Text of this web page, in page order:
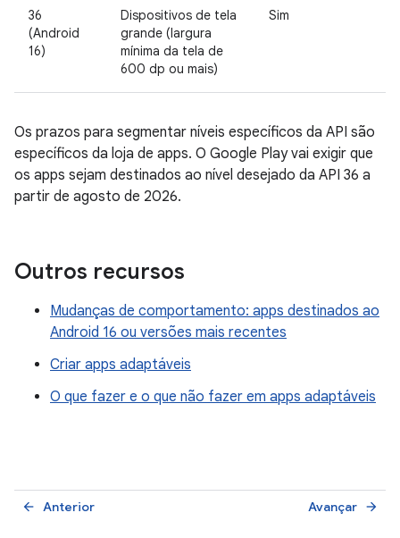
36
(Android
16)
Dispositivos de tela
grande (largura
mínima da tela de
600 dp ou mais)
Sim
Os prazos para segmentar níveis específicos da API são
específicos da loja de apps. O Google Play vai exigir que
os apps sejam destinados ao nível desejado da API 36 a
partir de agosto de 2026.
Outros recursos
Mudanças de comportamento: apps destinados ao
Android 16 ou versões mais recentes
Criar apps adaptáveis
O que fazer e o que não fazer em apps adaptáveis
Anterior
arrow_back Avançar arrow_forward